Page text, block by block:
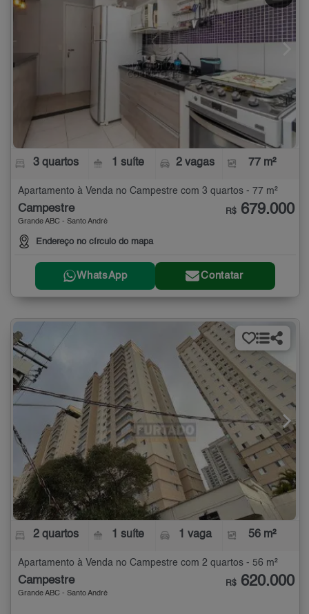
3 quartos 1 suíte 2 vagas 77 m²
Apartamento à Venda no Campestre com 3 quartos - 77 m²
Campestre
Grande ABC - Santo André
Endereço no círculo do mapa
R$ 679.000
WhatsApp Contatar
2 quartos 1 suíte 1 vaga 56 m²
Apartamento à Venda no Campestre com 2 quartos - 56 m²
Campestre
Grande ABC - Santo André
R$ 620.000